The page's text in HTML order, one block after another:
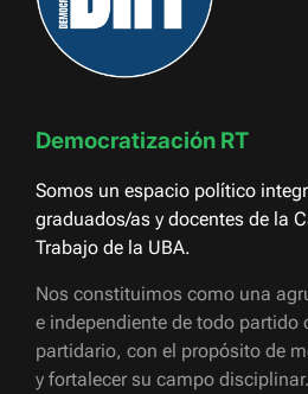
Democratización RT
Somos un espacio político
graduados/as y docentes de la
Trabajo de la UBA.
Nos constituimos como una
e independiente de todo partido
partidario, con el propósito de
y fortalecer su campo disciplinar.